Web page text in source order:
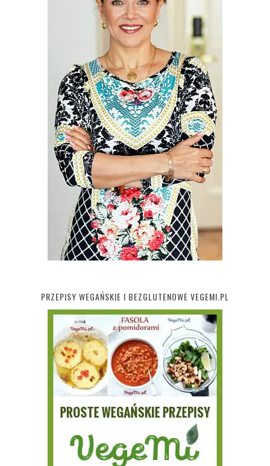
PRZEPISY WEGAŃSKIE I BEZGLUTENOWE VEGEMI.PL